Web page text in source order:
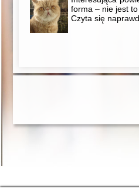
forma – nie jest
Czyta się